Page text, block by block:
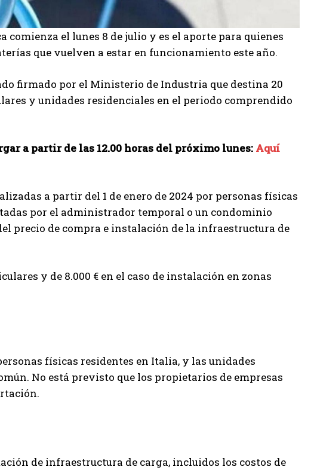
comienza el lunes 8 de julio y es el aporte para quienes
que vuelven a estar en funcionamiento este año.
firmado por el Ministerio de Industria que destina 20
y unidades residenciales en el periodo comprendido
a partir de las 12.00 horas del próximo lunes: Aquí
a partir del 1 de enero de 2024 por personas físicas
por el administrador temporal o un condominio
precio de compra e instalación de la infraestructura de
y de 8.000 € en el caso de instalación en zonas
físicas residentes en Italia, y las unidades
No está previsto que los propietarios de empresas
de infraestructura de carga, incluidos los costos de